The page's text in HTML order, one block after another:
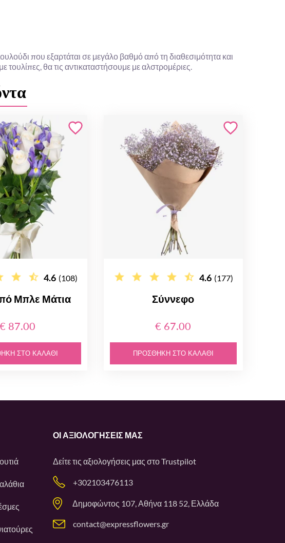
που εξαρτάται σε μεγάλο βαθμό από τη διαθεσιμότητα και
τουλίπες, θα τις αντικαταστήσουμε με αλστρομέριες.
4.6 (108)
Μπλε Μάτια
€ 87.00
ΣΤΟ ΚΑΛΆΘΙ
4.6 (177)
Σύννεφο
€ 67.00
ΠΡΟΣΘΉΚΗ ΣΤΟ ΚΑΛΆΘΙ
ΟΙ ΑΞΙΟΛΟΓΉΣΕΙΣ ΜΑΣ
Δείτε τις αξιολογήσεις μας στοTrustpilot
+302103476113
Δημοφώντος 107, Αθήνα 118 52, Ελλάδα
contact@expressflowers.gr